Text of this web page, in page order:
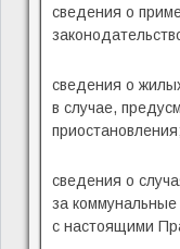
сведения о
сведения о
в случае,
приостановления;
сведения о
за
с настоящими